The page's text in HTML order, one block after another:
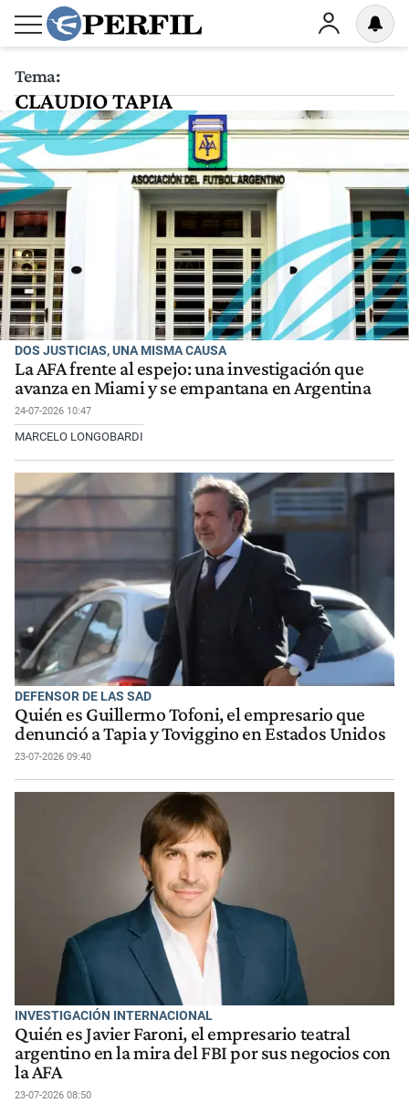
Tema:
CLAUDIO TAPIA
DOS JUSTICIAS, UNA MISMA CAUSA
La AFA frente al espejo: una investigación que
avanza en Miami y se empantana en Argentina
24-07-2026 10:47
MARCELO LONGOBARDI
DEFENSOR DE LAS SAD
Quién es Guillermo Tofoni, el empresario que
denunció a Tapia y Toviggino en Estados Unidos
23-07-2026 09:40
INVESTIGACIÓN INTERNACIONAL
Quién es Javier Faroni, el empresario teatral
argentino en la mira del FBI por sus negocios con
la AFA
23-07-2026 08:50